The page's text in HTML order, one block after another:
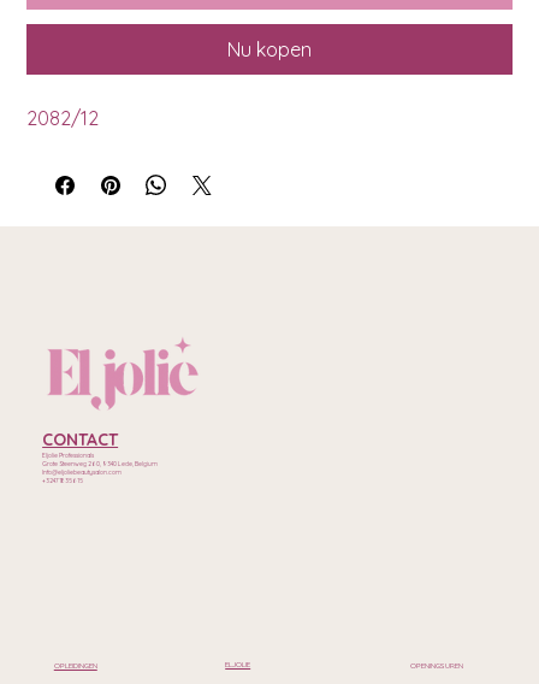
Nu kopen
2082/12
OPENINGSUREN
ELJOLIE
OPLEIDINGEN
CONTACT
Eljolie Professionals
Grote Steenweg 260, 9340 Lede, Belgium
Info@eljoliebeautysalon.com
+32471835615